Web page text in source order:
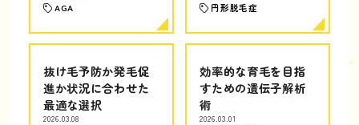
AGA 円形脱毛症
抜け毛予防か発毛促
進か状況に合わせた
最適な選択
2026.03.08
効率的な育毛を目指
すための遺伝子解析
術
2026.03.01